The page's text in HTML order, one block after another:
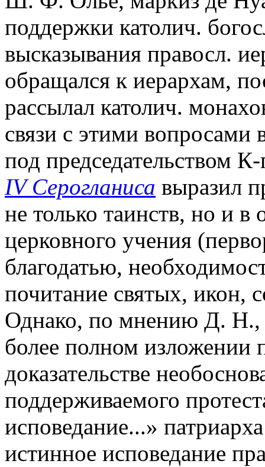
поддержки католич.
высказывания правосл.
обращался к иерархам,
рассылал католич.
связи с этими вопросами
под председательством
IV Серогланиса выразил
не только таинств, но и
церковного учения
благодатью,
почитание святых, икон,
Однако, по мнению Д. Н.,
более полном изложении
доказательстве
поддерживаемого
исповедание...»
истинное исповедание